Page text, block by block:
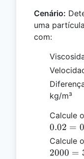
Cenário:
uma
com:
kg/m³
Calcule
0.02 =
Calcule
2000 =